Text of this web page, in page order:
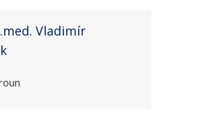
Vladimír